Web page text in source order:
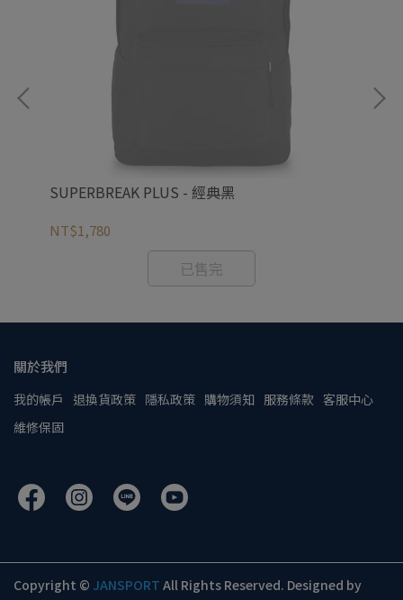
SUPERBREAK PLUS - 經典黑
NT$1,780
已售完
關於我們
我的帳戶 退換貨政策 隱私政策 購物須知 服務條款 客服中心
維修保固
Copyright © JANSPORT All Rights Reserved. Designed by